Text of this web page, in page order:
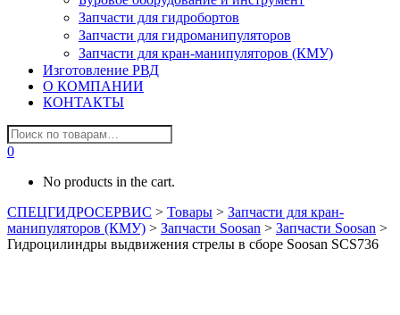
Запчасти для гидробортов
Запчасти для гидроманипуляторов
Запчасти для кран-манипуляторов (КМУ)
Изготовление РВД
О КОМПАНИИ
КОНТАКТЫ
0
No products in the cart.
СПЕЦГИДРОСЕРВИС > Товары > Запчасти для кран-
манипуляторов (КМУ) > Запчасти Soosan > Запчасти Soosan >
Гидроцилиндры выдвижения стрелы в сборе Soosan SCS736